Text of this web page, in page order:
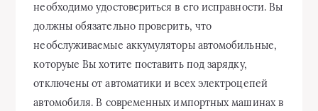
необходимо удостовериться в его исправности. Вы
должны обязательно проверить, что
необслуживаемые аккумуляторы автомобильные,
которуые Вы хотите поставить под зарядку,
отключены от автоматики и всех электроцепей
автомобиля. В современных импортных машинах в